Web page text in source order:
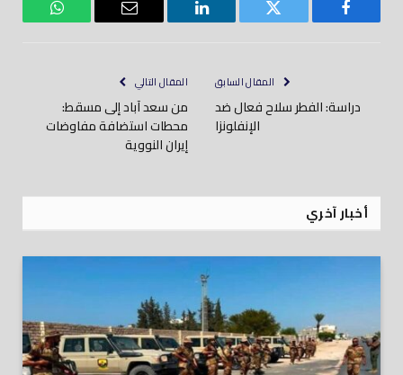
فيسبوك تويتر لينكدود
بريد
واتساب
المقال السابق
دراسة: الفطر سلاح فعال ضد
الإنفلونزا
المقال التالي
من سعد آباد إلى مسقط:
محطات استضافة مفاوضات
إيران النووية
أخبار آخري